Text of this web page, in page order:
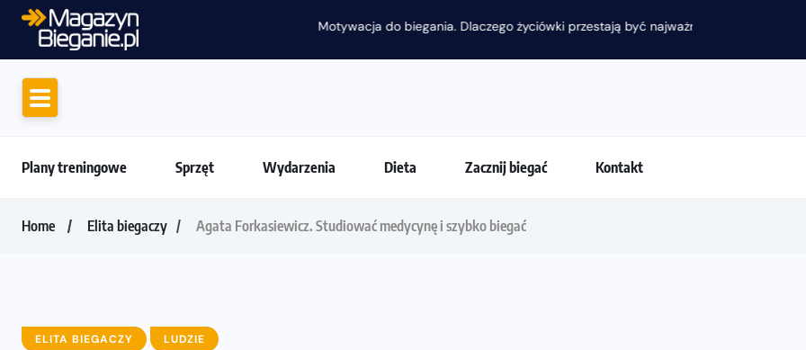
Motywacja do biegania. Dlaczego życiówki przestają być najważniejsze?
Plany treningowe Sprzęt Wydarzenia Dieta Zacznij biegać Kontakt
Home Elita biegaczy Agata Forkasiewicz. Studiować medycynę i szybko biegać
ELITA BIEGACZY LUDZIE